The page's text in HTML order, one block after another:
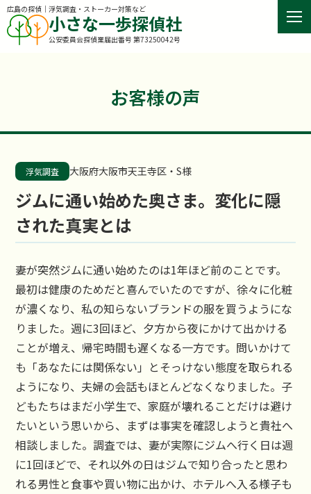
広島の探偵｜浮気調査・ストーカー対策など
小さな一歩探偵社
公安委員会探偵業届出番号 第73250042号
お客様の声
浮気調査 大阪府大阪市天王寺区・S様
ジムに通い始めた奥さま。変化に隠
された真実とは
妻が突然ジムに通い始めたのは1年ほど前のことです。
最初は健康のためだと喜んでいたのですが、徐々に化粧
が濃くなり、私の知らないブランドの服を買うようにな
りました。週に3回ほど、夕方から夜にかけて出かける
ことが増え、帰宅時間も遅くなる一方です。問いかけて
も「あなたには関係ない」とそっけない態度を取られる
ようになり、夫婦の会話もほとんどなくなりました。子
どもたちはまだ小学生で、家庭が壊れることだけは避け
たいという思いから、まずは事実を確認しようと貴社へ
相談しました。調査では、妻が実際にジムへ行く日は週
に1回ほどで、それ以外の日はジムで知り合ったと思わ
れる男性と食事や買い物に出かけ、ホテルへ入る様子も